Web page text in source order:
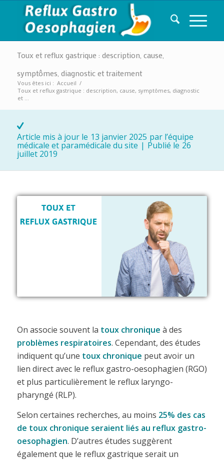
Toux et reflux gastrique : description, cause,
symptômes, diagnostic et traitement
Vous êtes ici : Accueil /
Toux et reflux gastrique : description, cause, symptômes, diagnostic
et ...
Article mis à jour le 13 janvier 2025 par l’équipe
médicale et paramédicale du site | Publié le 26
juillet 2019
On associe souvent la toux chronique à des
problèmes respiratoires. Cependant, des études
indiquent qu’une toux chronique peut avoir un
lien direct avec le reflux gastro-oesophagien (RGO)
et plus particulièrement le reflux laryngo-
pharyngé (RLP).
Selon certaines recherches, au moins 25% des cas
de toux chronique seraient liés au reflux gastro-
oesophagien. D’autres études suggèrent
également que le reflux gastrique serait un